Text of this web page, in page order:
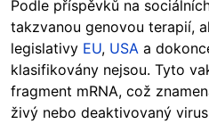
Podle příspěvků na
takzvanou genovou terapií,
legislativy EU, USA a
klasifikovány nejsou. Tyto
fragment mRNA, což
živý nebo deaktivovaný